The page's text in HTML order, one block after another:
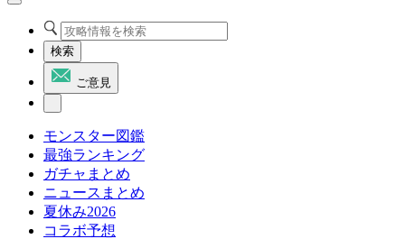
検索
ご意見
モンスター図鑑
最強ランキング
ガチャまとめ
ニュースまとめ
夏休み2026
コラボ予想